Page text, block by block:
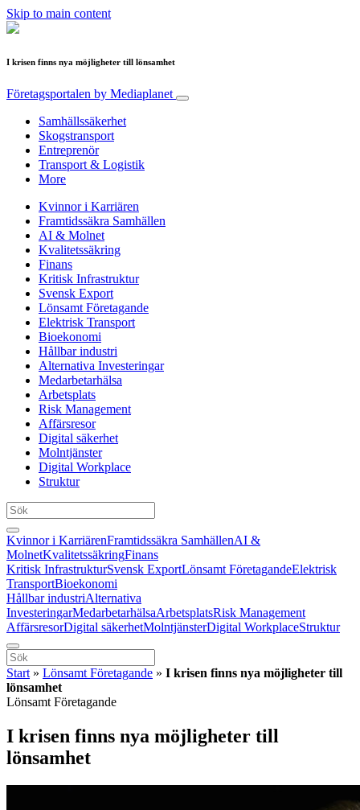
Skip to main content
I krisen finns nya möjligheter till lönsamhet
Företagsportalen by Mediaplanet
Samhällssäkerhet
Skogstransport
Entreprenör
Transport & Logistik
More
Kvinnor i Karriären
Framtidssäkra Samhällen
AI & Molnet
Kvalitetssäkring
Finans
Kritisk Infrastruktur
Svensk Export
Lönsamt Företagande
Elektrisk Transport
Bioekonomi
Hållbar industri
Alternativa Investeringar
Medarbetarhälsa
Arbetsplats
Risk Management
Affärsresor
Digital säkerhet
Molntjänster
Digital Workplace
Struktur
Kvinnor i KarriärenFramtidssäkra SamhällenAI &
MolnetKvalitetssäkringFinans
Kritisk InfrastrukturSvensk ExportLönsamt FöretagandeElektrisk
TransportBioekonomi
Hållbar industriAlternativa
InvesteringarMedarbetarhälsaArbetsplatsRisk Management
AffärsresorDigital säkerhetMolntjänsterDigital WorkplaceStruktur
Start » Lönsamt Företagande » I krisen finns nya möjligheter till
lönsamhet
Lönsamt Företagande
I krisen finns nya möjligheter till
lönsamhet